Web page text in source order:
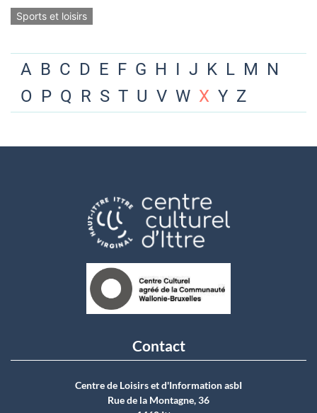
Sports et loisirs
A B C D E F G H I J K L M N
O P Q R S T U V W X Y Z
Contact
Centre de Loisirs et d'Information asbI
Rue de la Montagne, 36